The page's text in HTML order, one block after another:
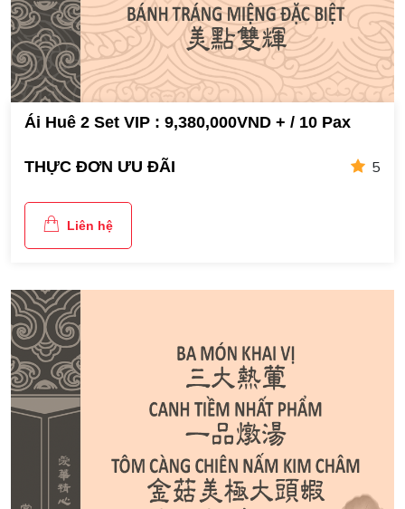
Ái Huê 2 Set VIP : 9,380,000VND + / 10 Pax
THỰC ĐƠN ƯU ĐÃI 5
Liên hệ